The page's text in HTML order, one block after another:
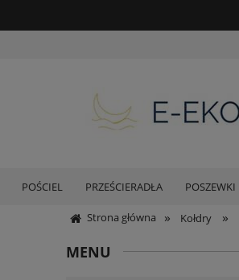
POŚCIEL PRZEŚCIERADŁA POSZEWKI
Strona główna » Kołdry »
MENU